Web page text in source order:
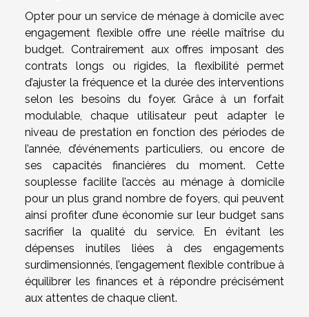
Opter pour un service de ménage à domicile avec
engagement flexible offre une réelle maîtrise du
budget. Contrairement aux offres imposant des
contrats longs ou rigides, la flexibilité permet
d’ajuster la fréquence et la durée des interventions
selon les besoins du foyer. Grâce à un forfait
modulable, chaque utilisateur peut adapter le
niveau de prestation en fonction des périodes de
l’année, d’événements particuliers, ou encore de
ses capacités financières du moment. Cette
souplesse facilite l’accès au ménage à domicile
pour un plus grand nombre de foyers, qui peuvent
ainsi profiter d’une économie sur leur budget sans
sacrifier la qualité du service. En évitant les
dépenses inutiles liées à des engagements
surdimensionnés, l’engagement flexible contribue à
équilibrer les finances et à répondre précisément
aux attentes de chaque client.